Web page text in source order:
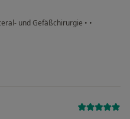
und Gefäßchirurgie • •